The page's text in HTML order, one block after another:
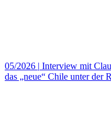
05/2026 | Interview mit
das „neue“ Chile unter der